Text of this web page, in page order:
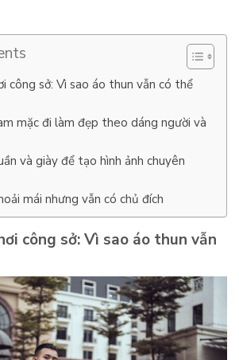
công sở: Vì sao áo thun vẫn có thể
mặc đi làm đẹp theo dáng người và
và giày để tạo hình ảnh chuyên
mái nhưng vẫn có chủ đích
công sở: Vì sao áo thun vẫn